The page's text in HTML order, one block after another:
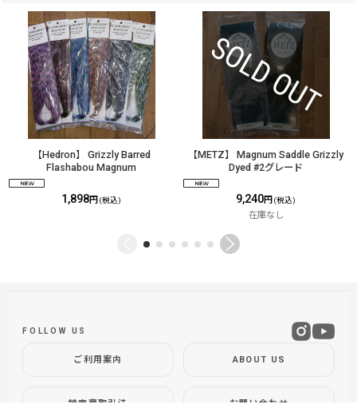
【Hedron】 Grizzly Barred
Flashabou Magnum
1,898円 (税込)
【METZ】 Magnum Saddle Grizzly
Dyed #2グレード
9,240円 (税込)
在庫なし
ご利用案内 ABOUT US
FOLLOW US